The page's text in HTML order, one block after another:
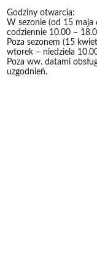
Godziny otwarcia:
W sezonie (od 15 maja
codziennie 10.00 –
Poza sezonem (15
wtorek – niedziela
Poza ww. datami
uzgodnień.